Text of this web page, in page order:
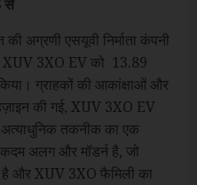
से
की अग्रणी एसयूवी निर्माता कंपनी
XUV 3XO EV को ₹ 13.89
ग्राहकों की आकांक्षाओं और
की गई, XUV 3XO EV
अत्याधुनिक तकनीक का एक
अलग और मॉडर्न है, जो
और XUV 3XO फैमिली का